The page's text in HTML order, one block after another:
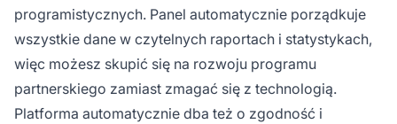
programistycznych. Panel automatycznie porządkuje
wszystkie dane w czytelnych raportach i statystykach,
więc możesz skupić się na rozwoju programu
partnerskiego zamiast zmagać się z technologią.
Platforma automatycznie dba też o zgodność i